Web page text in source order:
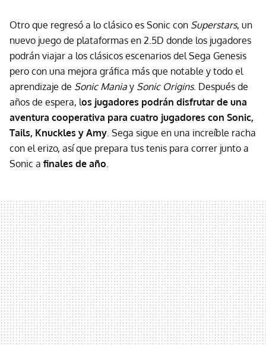
Otro que regresó a lo clásico es Sonic con Superstars, un
nuevo juego de plataformas en 2.5D donde los jugadores
podrán viajar a los clásicos escenarios del Sega Genesis
pero con una mejora gráfica más que notable y todo el
aprendizaje de Sonic Mania y Sonic Origins. Después de
años de espera, los jugadores podrán disfrutar de una
aventura cooperativa para cuatro jugadores con Sonic,
Tails, Knuckles y Amy . Sega sigue en una increíble racha
con el erizo, así que prepara tus tenis para correr junto a
Sonic a finales de año